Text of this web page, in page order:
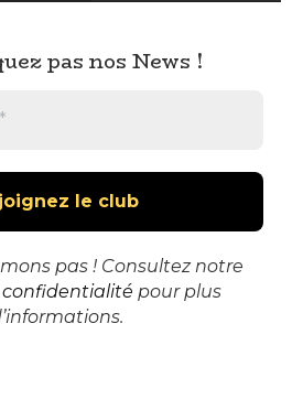
pas nos News !
pas ! Consultez notre
pour plus